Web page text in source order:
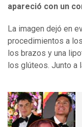
apareció con un
La imagen dejó en
procedimientos a
los brazos y una
los glúteos. Junto a